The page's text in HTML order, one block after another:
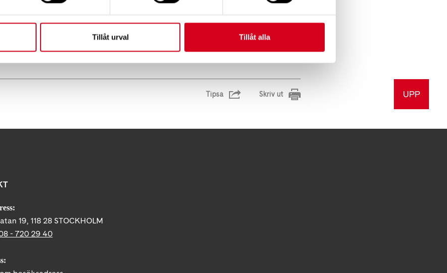
Tillåt urval Tillåt alla
med tillbehör 20 kr.
Tipsa Skriv ut UPP
19, 118 28 STOCKHOLM
- 720 29 40